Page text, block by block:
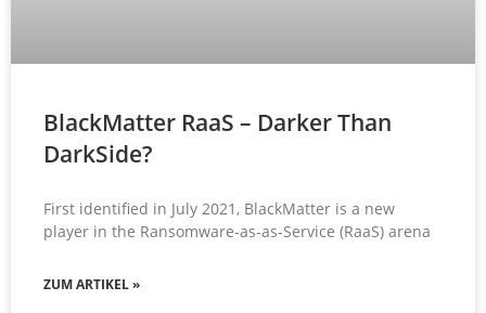
BlackMatter RaaS – Darker Than
DarkSide?
First identified in July 2021, BlackMatter is a new
player in the Ransomware-as-as-Service (RaaS) arena
ZUM ARTIKEL »